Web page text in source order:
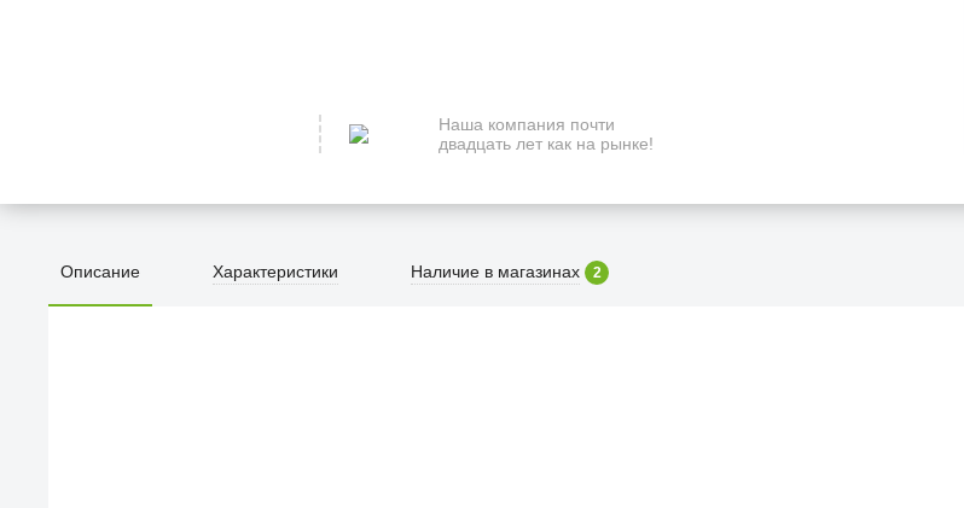
Наша компания почти
двадцать лет как на рынке!
Описание Характеристики Наличие в магазинах 2